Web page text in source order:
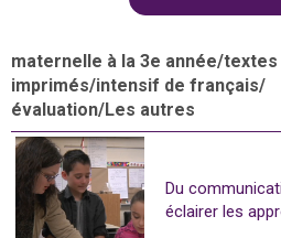
maternelle à la 3e année/textes
imprimés/intensif de français/
évaluation/Les autres
Du
éclairer les